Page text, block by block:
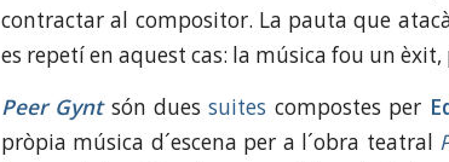
contractar al compositor. La pauta que
es repetí en aquest cas: la música fou un
Peer Gyntsón duessuites compostes per
pròpia música d´escena per a l´obra teatral